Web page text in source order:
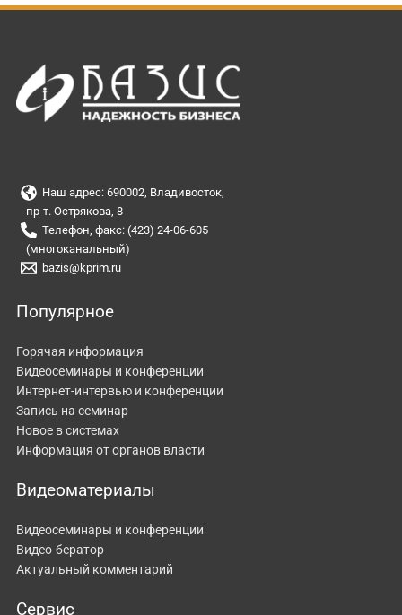
Наш адрес: 690002, Владивосток,
пр-т. Острякова, 8
Телефон, факс: (423) 24-06-605
(многоканальный)
bazis@kprim.ru
Популярное
Горячая информация
Видеосеминары и конференции
Интернет-интервью и конференции
Запись на семинар
Новое в системах
Информация от органов власти
Видеоматериалы
Видеосеминары и конференции
Видео-бератор
Актуальный комментарий
Сервис